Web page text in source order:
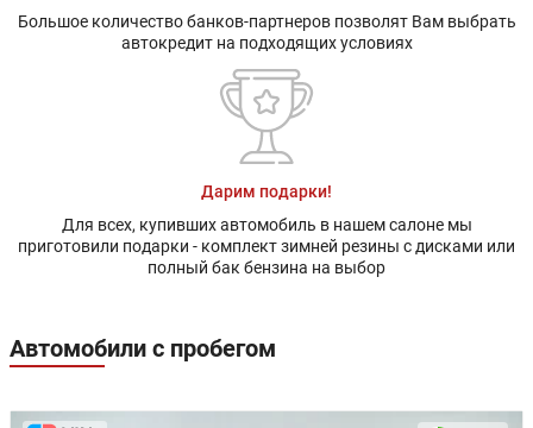
Большое количество банков-партнеров позволят Вам выбрать
автокредит на подходящих условиях
Дарим подарки!
Для всех, купивших автомобиль в нашем салоне мы
приготовили подарки - комплект зимней резины с дисками или
полный бак бензина на выбор
Автомобили с пробегом